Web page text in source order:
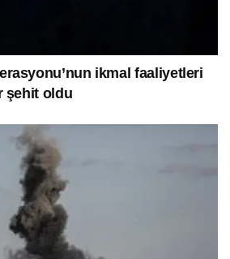
ikmal faaliyetleri
şehit oldu